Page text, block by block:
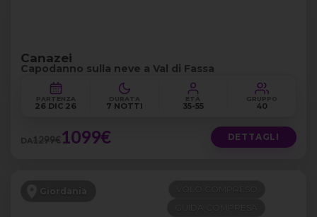
Canazei
Capodanno sulla neve a Val di Fassa
PARTENZA
26 DIC 26
DURATA
7 NOTTI
ETÀ
35-55
GRUPPO
40
DA1299€1099€ DETTAGLI
Giordania